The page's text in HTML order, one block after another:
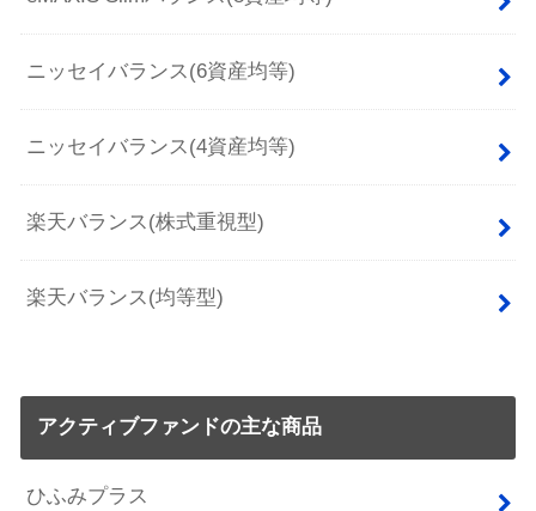
ニッセイバランス(6資産均等)
ニッセイバランス(4資産均等)
楽天バランス(株式重視型)
楽天バランス(均等型)
アクティブファンドの主な商品
ひふみプラス